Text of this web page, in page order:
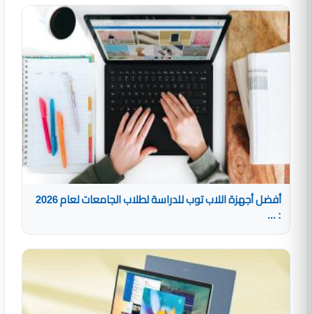
أفضل أجهزة اللاب توب للدراسة لطلاب الجامعات لعام 2026
: ...